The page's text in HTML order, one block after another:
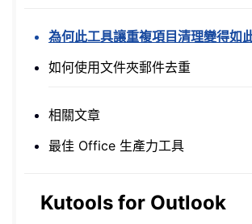
為何此工具讓重複項目清理變得如
如何使用文件夾郵件去重
相關文章
最佳 Office 生產力工具
Kutools for Outlook